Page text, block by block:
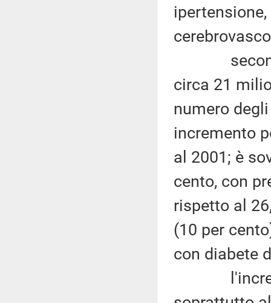
secondo
circa 21
numero
incremento
al 2001; è
cento, con
rispetto al
(10 per
con diabete